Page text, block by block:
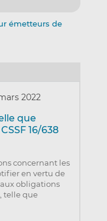
émetteurs de
2022
que
16/638
concernant les
en vertu de
obligations
telle que